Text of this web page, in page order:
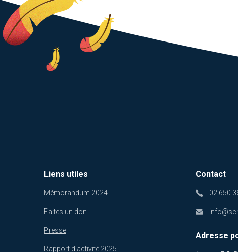
Liens utiles
Mémorandum 2024
Faites un don
Presse
Rapport d’activité 2025
Contact
02 650
Adresse